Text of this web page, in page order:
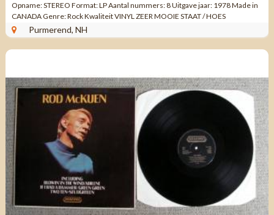
Opname: STEREO Format: LP Aantal nummers: 8 Uitgave jaar: 1978 Made in
CANADA Genre: Rock Kwaliteit VINYL ZEER MOOIE STAAT / HOES
GEBRUIKSSPOREN ...
Purmerend, NH